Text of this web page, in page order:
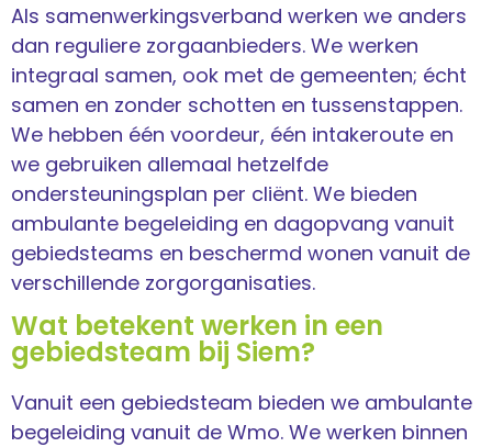
Als samenwerkingsverband werken we anders
dan reguliere zorgaanbieders. We werken
integraal samen, ook met de gemeenten; écht
samen en zonder schotten en tussenstappen.
We hebben één voordeur, één intakeroute en
we gebruiken allemaal hetzelfde
ondersteuningsplan per cliënt. We bieden
ambulante begeleiding en dagopvang vanuit
gebiedsteams en beschermd wonen vanuit de
verschillende zorgorganisaties.
Wat betekent werken in een
gebiedsteam bij Siem?
Vanuit een gebiedsteam bieden we ambulante
begeleiding vanuit de Wmo. We werken binnen